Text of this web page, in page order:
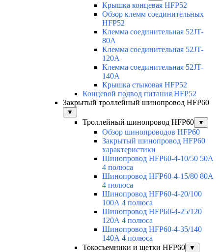
Крышка концевая HFP52
Обзор клемм соединительных
HFP52
Клемма соединительная 52JT-
80A
Клемма соединительная 52JT-
120A
Клемма соединительная 52JT-
140A
Крышка стыковая HFP52
Концевой подвод питания HFP52
Закрытый троллейный шинопровод HFP60
▼
Троллейный шинопровод HFP60 ▼
Обзор шинопроводов HFP60
Закрытый шинопровод HFP60
характеристики
Шинопровод HFP60-4-10/50 50А
4 полюса
Шинопровод HFP60-4-15/80 80А
4 полюса
Шинопровод HFP60-4-20/100
100А 4 полюса
Шинопровод HFP60-4-25/120
120А 4 полюса
Шинопровод HFP60-4-35/140
140А 4 полюса
Токосъемники и щетки HFP60
▼